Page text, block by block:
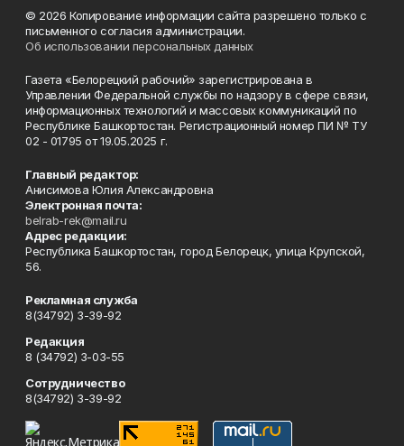
© 2026 Копирование информации сайта разрешено только с
письменного согласия администрации.
Об использовании персональных данных
Газета «Белорецкий рабочий» зарегистрирована в
Управлении Федеральной службы по надзору в сфере связи,
информационных технологий и массовых коммуникаций по
Республике Башкортостан. Регистрационный номер ПИ № ТУ
02 - 01795 от 19.05.2025 г.
Главный редактор:
Анисимова Юлия Александровна
Электронная почта:
belrab-rek@mail.ru
Адрес редакции:
Республика Башкортостан, город Белорецк, улица Крупской,
56.
Рекламная служба
8(34792) 3-39-92
Редакция
8 (34792) 3-03-55
Сотрудничество
8(34792) 3-39-92